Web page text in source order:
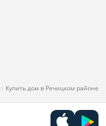
Купить дом в Речицком районе